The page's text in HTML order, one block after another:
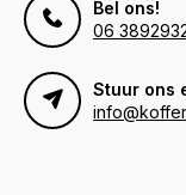
Bel ons!
06
Stuur ons